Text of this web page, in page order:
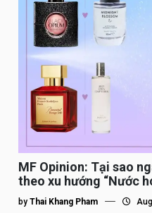
MF Opinion: Tại sao
theo xu hướng “Nước
by Thai Khang Pham